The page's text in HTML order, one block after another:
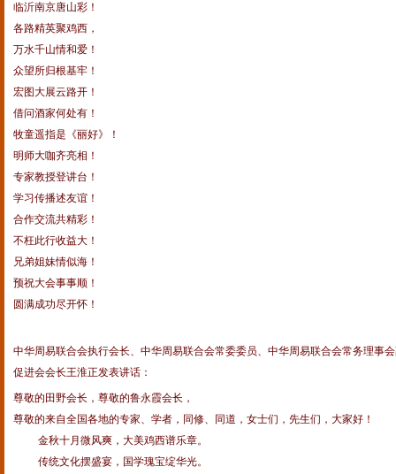
临沂南京唐山彩！
各路精英聚鸡西，
万水千山情和爱！
众望所归根基牢！
宏图大展云路开！
借问酒家何处有！
牧童遥指是《丽好》！
明师大咖齐亮相！
专家教授登讲台！
学习传播述友谊！
合作交流共精彩！
不枉此行收益大！
兄弟姐妹情似海！
预祝大会事事顺！
圆满成功尽开怀！
中华周易联合会执行会长、中华周易联合会常委委员、中华周易联合会常务理事
促进会会长王淮正发表讲话：
尊敬的田野会长，尊敬的鲁永霞会长，
尊敬的来自全国各地的专家、学者，同修、同道，女士们，先生们，大家好！
金秋十月微风爽，大美鸡西谱乐章。
传统文化摆盛宴，国学瑰宝绽华光。